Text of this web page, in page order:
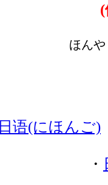
ほん
日语(にほんご)
・